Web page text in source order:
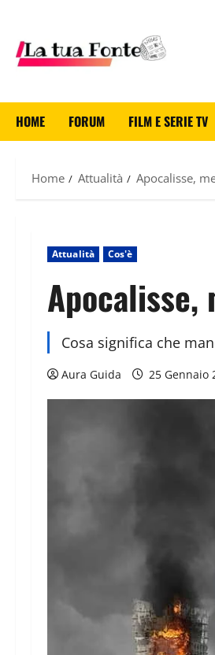
HOME FORUM FILM E SERIE TV
Home Attualità Apocalisse,
Attualità Cos'è
Cosa significa che
Aura Guida 25 Gennaio